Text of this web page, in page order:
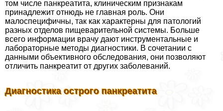
том числе панкреатита, клиническим признакам
принадлежит отнюдь не главная роль. Они
малоспецифичны, так как характерны для патологий
разных отделов пищеварительной системы. Больше
всего информации врачу дают инструментальные и
лабораторные методы диагностики. В сочетании с
данными объективного обследования, они позволяют
отличить панкреатит от других заболеваний.
Диагностика острого панкреатита